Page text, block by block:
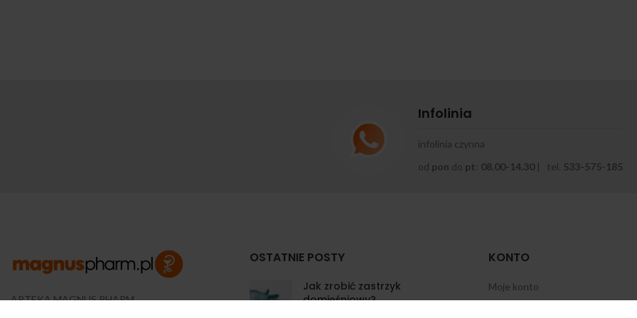
Infolinia
infolinia czynna
od pon do pt: 08.00-14.30 | tel. 533-575-185
APTEKA MAGNUS PHARM
OSTATNIE POSTY
Jak zrobić zastrzyk
domięśniowy?
KONTO
Moje konto